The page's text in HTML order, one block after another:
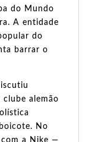
do Mundo
A entidade
do
barrar o
alemão
No
com a Nike —